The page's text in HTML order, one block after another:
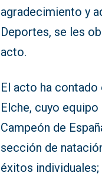
agradecimiento y
Deportes, se les
acto.
El acto ha contado
Elche, cuyo
Campeón de
sección de
éxitos